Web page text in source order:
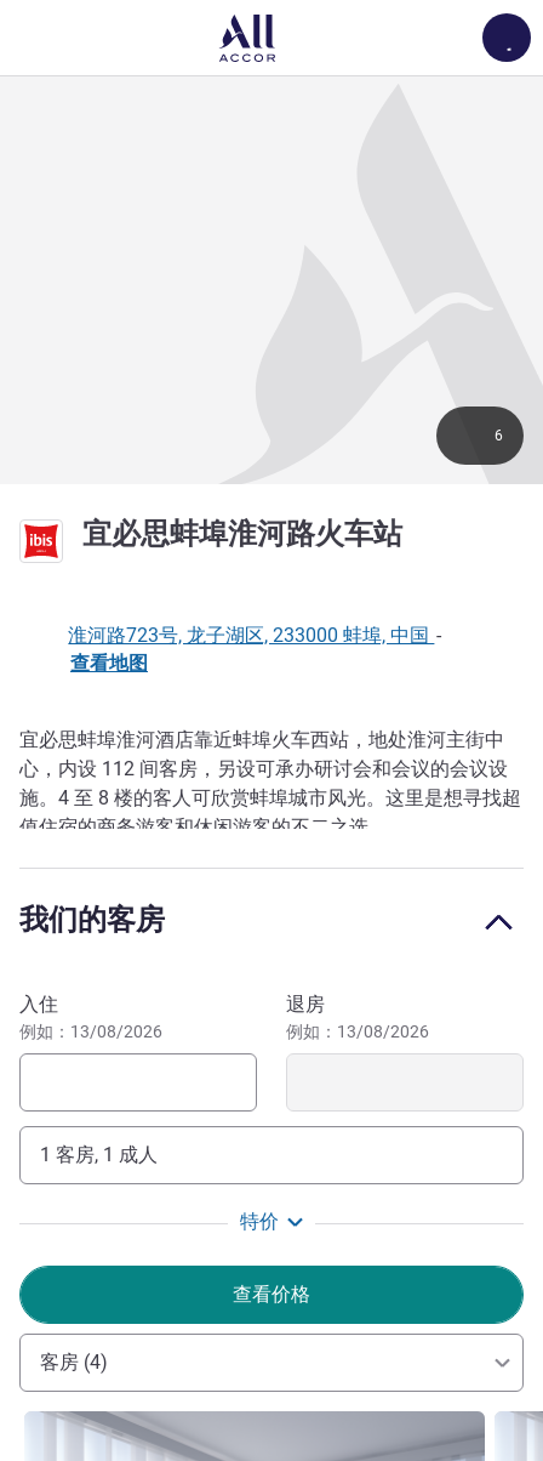
宜必思蚌埠淮河路火车站
6
淮河路723号, 龙子湖区, 233000 蚌埠, 中国 -
查看地图
描述
宜必思蚌埠淮河酒店靠近蚌埠火车西站，地处淮河主街中
心，内设 112 间客房，另设可承办研讨会和会议的会议设
施。4 至 8 楼的客人可欣赏蚌埠城市风光。这里是想寻找超
值住宿的商务游客和休闲游客的不二之选。
我们的客房
预订此酒店
入住
例如：13/08/2026
退房
例如：13/08/2026
1 客房, 1 成人
特价
查看价格
客房 (4)
请参阅详情 请参